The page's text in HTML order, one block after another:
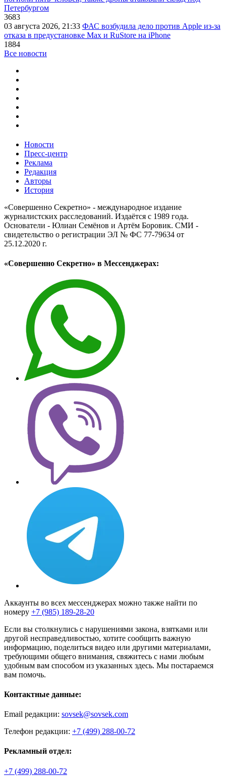
Петербургом
3683
03 августа 2026, 21:33 ФАС возбудила дело против Apple из-за
отказа в предустановке Max и RuStore на iPhone
1884
Все новости
Новости
Пресс-центр
Реклама
Редакция
Авторы
История
«Совершенно Секретно» - международное издание
журналистских расследований. Издаётся с 1989 года.
Основатели - Юлиан Семёнов и Артём Боровик. CМИ -
свидетельство о регистрации ЭЛ № ФС 77-79634 от
25.12.2020 г.
«Совершенно Секретно» в Мессенджерах:
Аккаунты во всех мессенджерах можно также найти по
номеру +7 (985) 189-28-20
Если вы столкнулись с нарушениями закона, взятками или
другой несправедливостью, хотите сообщить важную
информацию, поделиться видео или другими материалами,
требующими общего внимания, свяжитесь с нами любым
удобным вам способом из указанных здесь. Мы постараемся
вам помочь.
Контактные данные:
Email редакции: sovsek@sovsek.com
Телефон редакции: +7 (499) 288-00-72
Рекламный отдел:
+7 (499) 288-00-72